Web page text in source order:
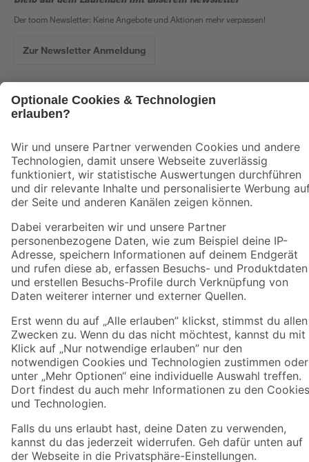
Der toom Newsletter: Keine Angebote und Aktionen mehr verpassen!
Zur Newsletter Anmeldung
Folge uns
Zahlungsarten Versandarten
Sicher einkaufen
Jetzt die toom-App herunterladen
Alle Preisangaben in EUR inkl. gesetzl. MwSt.. Die dargestellten Angebote sind unter
Umständen nicht in allen Märkten verfügbar. Die angegebenen Verfügbarkeiten beziehen
sich auf den unter "Mein Markt" ausgewählten toom Baumarkt. Alle Angebote und
*Paketversand ab 59 € versandkostenfrei, gilt nicht für Artikel mit Speditionsversand, hier
fallen zusätzliche Versandkosten an.